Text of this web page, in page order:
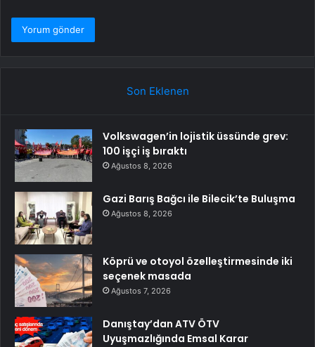
Son Eklenen
Volkswagen’in lojistik üssünde grev:
100 işçi iş bıraktı
Ağustos 8, 2026
Gazi Barış Bağcı ile Bilecik’te Buluşma
Ağustos 8, 2026
Köprü ve otoyol özelleştirmesinde iki
seçenek masada
Ağustos 7, 2026
Danıştay’dan ATV ÖTV
Uyuşmazlığında Emsal Karar